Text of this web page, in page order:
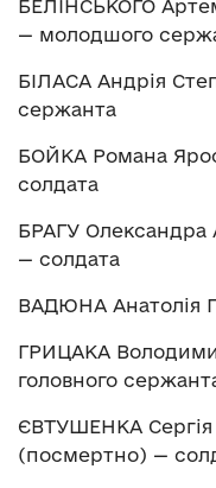
БЕЛІНСЬКОГО
— молодшого
БІЛАСА Андрія
сержанта
БОЙКА Романа
солдата
БРАГУ Олександра
— солдата
ВАДЮНА Анатолія
ГРИЦАКА
головного
ЄВТУШЕНКА
(посмертно) —